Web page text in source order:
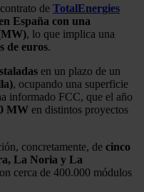
de TotalEnergies
España con una
, lo que implica una
de euros.
en un plazo de un
, ocupando una superficie
informado FCC, que el año
MW en distintos proyectos
concretamente, de cinco
La Noria y La
cerca de 400.000 módulos